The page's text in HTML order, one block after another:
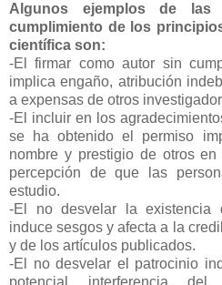
Algunos ejemplos de las
cumplimiento de los
científica son:
-El firmar como autor sin
implica engaño, atribución
a expensas de otros
-El incluir en los
se ha obtenido el permiso
nombre y prestigio de otros
percepción de que las
estudio.
-El no desvelar la existencia
induce sesgos y afecta a la
y de los artículos publicados.
-El no desvelar el patrocinio
potencial interferencia